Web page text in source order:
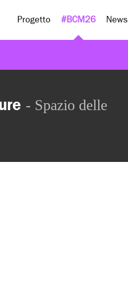
Progetto #BCM26 News
- Spazio delle